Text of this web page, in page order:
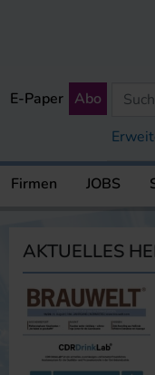
E-Paper Abo
Firmen JOBS
AKTUELLES